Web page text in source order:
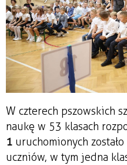
W czterech pszowskich
naukę w 53 klasach
1 uruchomionych
uczniów, w tym jedna